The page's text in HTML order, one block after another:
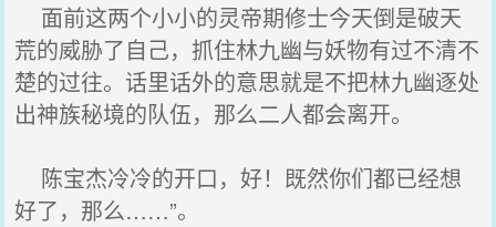
面前这两个小小的灵帝期修士今天倒是破天
荒的威胁了自己，抓住林九幽与妖物有过不清不
楚的过往。话里话外的意思就是不把林九幽逐处
出神族秘境的队伍，那么二人都会离开。
陈宝杰冷冷的开口，好！既然你们都已经想
好了，那么……”。